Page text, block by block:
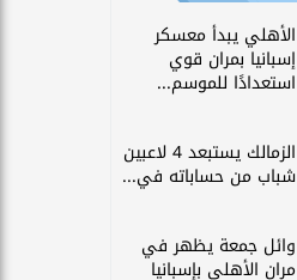
الأهلي يبدأ معسكر
إسبانيا بمران قوي
استعدادًا للموسم...
الزمالك يستبعد 4 لاعبين
شباب من حساباته في...
وائل جمعة يظهر في
مران الأهلي بإسبانيا